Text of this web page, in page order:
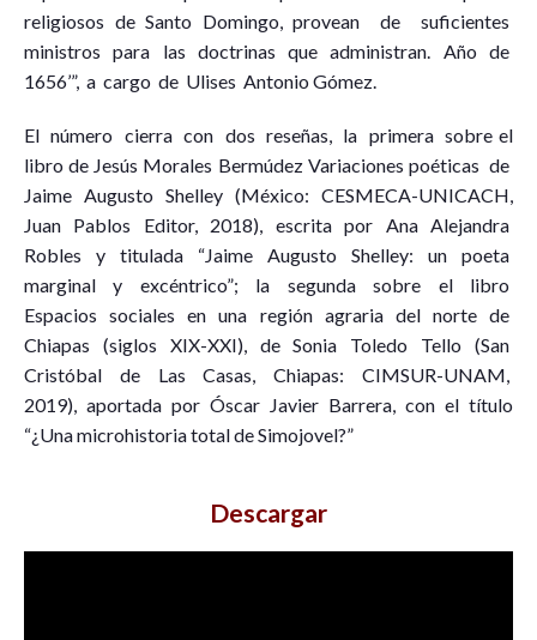
religiosos de Santo Domingo, provean de suficientes
ministros para las doctrinas que administran. Año de
1656’”, a cargo de Ulises Antonio Gómez.
El número cierra con dos reseñas, la primera sobre el
libro de Jesús Morales Bermúdez Variaciones poéticas de
Jaime Augusto Shelley (México: CESMECA-UNICACH,
Juan Pablos Editor, 2018), escrita por Ana Alejandra
Robles y titulada “Jaime Augusto Shelley: un poeta
marginal y excéntrico”; la segunda sobre el libro
Espacios sociales en una región agraria del norte de
Chiapas (siglos XIX-XXI), de Sonia Toledo Tello (San
Cristóbal de Las Casas, Chiapas: CIMSUR-UNAM,
2019), aportada por Óscar Javier Barrera, con el título
“¿Una microhistoria total de Simojovel?”
Descargar